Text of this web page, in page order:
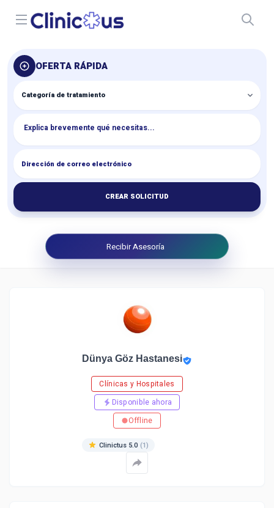
Open menu
OFERTA RÁPIDA
CREAR SOLICITUD
Recibir Asesoría
Dünya Göz Hastanesi
Clínicas y Hospitales
Disponible ahora
Offline
Clinictus 5.0 (1)